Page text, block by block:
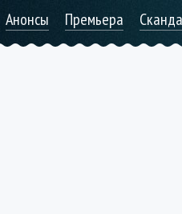
Анонсы Премьера